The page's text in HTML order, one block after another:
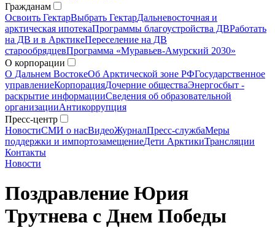
Гражданам
Освоить ГектарВыбрать ГектарДальневосточная и
арктическая ипотекаПрограммы благоустройства ДВРаботать
на ДВ и в АрктикеПереселение на ДВ
старообрядцевПрограмма «Муравьев-Амурский 2030»
О корпорации
О Дальнем ВостокеОб Арктической зоне РФГосударственное
управлениеКорпорацияДочерние обществаЭнергосбыт -
раскрытие информацииСведения об образовательной
организацииАнтикоррупция
Пресс-центр
НовостиСМИ о насВидеоЖурналПресс-службаМеры
поддержки и импортозамещениеДети АрктикиТрансляции
Контакты
Новости
Поздравление Юрия
Трутнева с Днем Победы